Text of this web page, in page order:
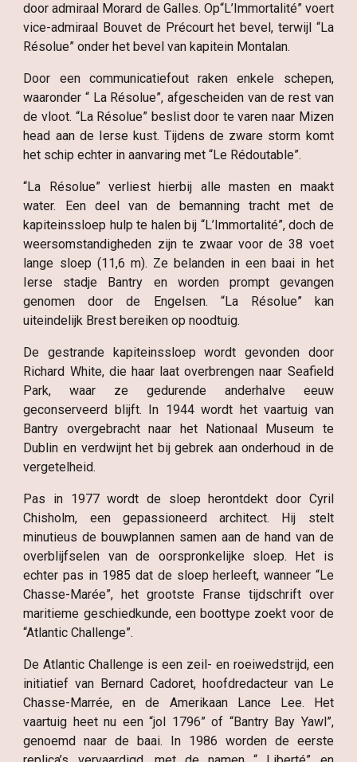
door admiraal Morard de Galles. Op“L’Immortalité” voert
vice-admiraal Bouvet de Précourt het bevel, terwijl “La
Résolue” onder het bevel van kapitein Montalan.
Door een communicatiefout raken enkele schepen,
waaronder “ La Résolue”, afgescheiden van de rest van
de vloot. “La Résolue” beslist door te varen naar Mizen
head aan de Ierse kust. Tijdens de zware storm komt
het schip echter in aanvaring met “Le Rédoutable”.
“La Résolue” verliest hierbij alle masten en maakt
water. Een deel van de bemanning tracht met de
kapiteinssloep hulp te halen bij “L’Immortalité”, doch de
weersomstandigheden zijn te zwaar voor de 38 voet
lange sloep (11,6 m). Ze belanden in een baai in het
Ierse stadje Bantry en worden prompt gevangen
genomen door de Engelsen. “La Résolue” kan
uiteindelijk Brest bereiken op noodtuig.
De gestrande kapiteinssloep wordt gevonden door
Richard White, die haar laat overbrengen naar Seafield
Park, waar ze gedurende anderhalve eeuw
geconserveerd blijft. In 1944 wordt het vaartuig van
Bantry overgebracht naar het Nationaal Museum te
Dublin en verdwijnt het bij gebrek aan onderhoud in de
vergetelheid.
Pas in 1977 wordt de sloep herontdekt door Cyril
Chisholm, een gepassioneerd architect. Hij stelt
minutieus de bouwplannen samen aan de hand van de
overblijfselen van de oorspronkelijke sloep. Het is
echter pas in 1985 dat de sloep herleeft, wanneer “Le
Chasse-Marée”, het grootste Franse tijdschrift over
maritieme geschiedkunde, een boottype zoekt voor de
“Atlantic Challenge”.
De Atlantic Challenge is een zeil- en roeiwedstrijd, een
initiatief van Bernard Cadoret, hoofdredacteur van Le
Chasse-Marrée, en de Amerikaan Lance Lee. Het
vaartuig heet nu een “jol 1796” of “Bantry Bay Yawl”,
genoemd naar de baai. In 1986 worden de eerste